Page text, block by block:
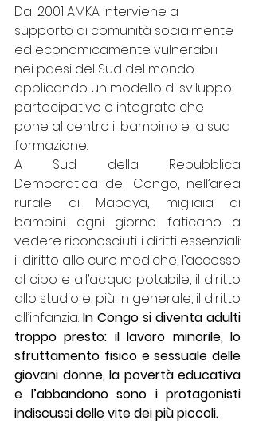
Dal 2001 AMKA interviene a
supporto di comunità socialmente
ed economicamente vulnerabili
nei paesi del Sud del mondo
applicando un modello di sviluppo
partecipativo e integrato che
pone al centro il bambino e la sua
formazione.
A Sud della Repubblica
Democratica del Congo, nell’area
rurale di Mabaya, migliaia di
bambini ogni giorno faticano a
vedere riconosciuti i diritti essenziali:
il diritto alle cure mediche, l’accesso
al cibo e all’acqua potabile, il diritto
allo studio e, più in generale, il diritto
all’infanzia. In Congo si diventa adulti
troppo presto: il lavoro minorile, lo
sfruttamento fisico e sessuale delle
giovani donne, la povertà educativa
e l’abbandono sono i protagonisti
indiscussi delle vite dei più piccoli.